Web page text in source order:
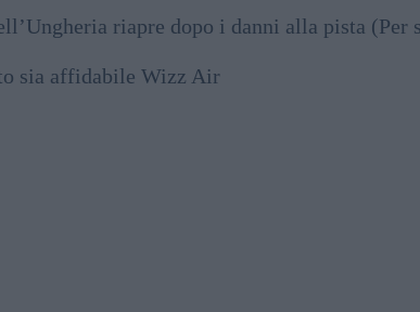
riapre dopo i danni alla pista (Per
sia affidabile Wizz Air